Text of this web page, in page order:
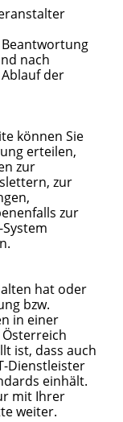
nach
der
können Sie
erteilen,
zur
zur
zur
hat oder
bzw.
in einer
ist, dass auch
Dienstleister
einhält.
mit Ihrer
weiter.